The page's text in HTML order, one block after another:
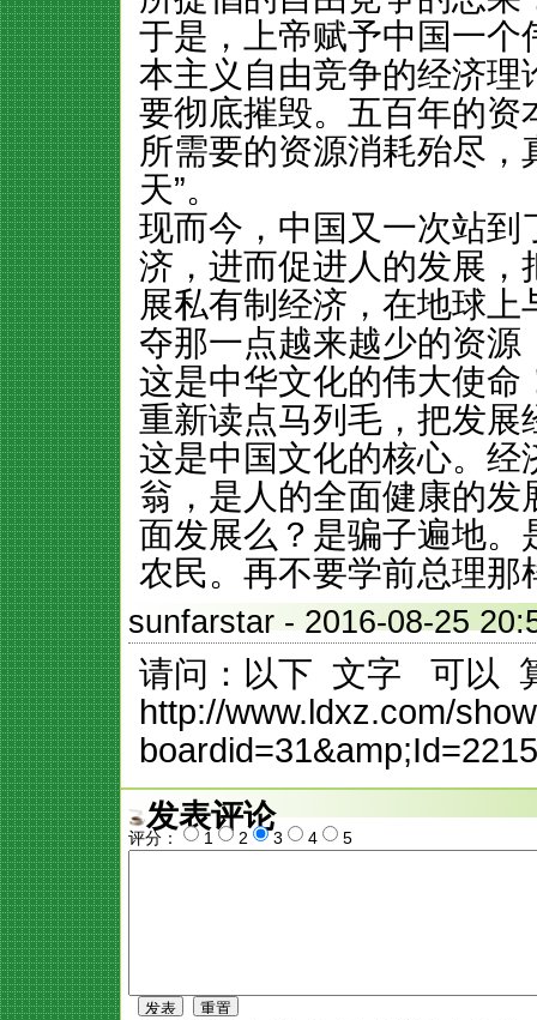
于是，上帝赋予中国一
本主义自由竞争的经济
要彻底摧毁。五百年的
所需要的资源消耗殆尽，
天”。
现而今，中国又一次站
济，进而促进人的发展
展私有制经济，在地球
夺那一点越来越少的资
这是中华文化的伟大使命
重新读点马列毛，把发
这是中国文化的核心。
翁，是人的全面健康的
面发展么？是骗子遍地
农民。再不要学前总理
sunfarstar - 2016-08-25
请问：以下 文字 可以
http://www.ldxz.com/
发表评论
评分： 1 2 3 4 5